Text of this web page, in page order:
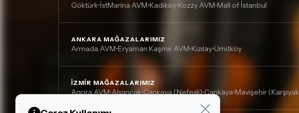
Göktürk•İstMarina AVM•Kadıköy•Kozzy AVM•Mall of İstanbul
ANKARA MAĞAZALARIMIZ
Armada AVM•Eryaman Kaşmir AVM•Kızılay•Ümitköy
İZMIR MAĞAZALARIMIZ
Agora AVM•Alsancak•Çankaya (Nefesli)•Çankaya•Mavişehir